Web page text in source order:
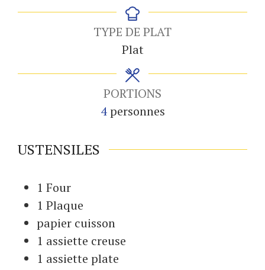
TYPE DE PLAT
Plat
PORTIONS
4 personnes
USTENSILES
1 Four
1 Plaque
papier cuisson
1 assiette creuse
1 assiette plate